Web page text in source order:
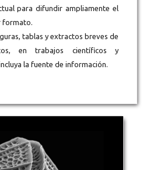
para difundir ampliamente el
formato.
tablas y extractos breves de
en trabajos científicos y
la fuente de información.